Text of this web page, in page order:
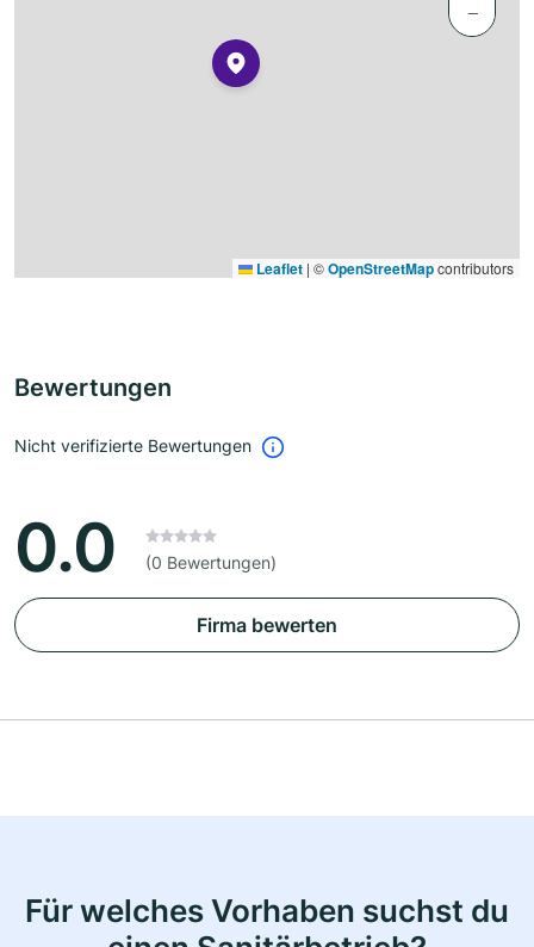
−
Leaflet | ©OpenStreetMapcontributors
Bewertungen
Nicht verifizierte Bewertungen
0.0 (0 Bewertungen)
Firma bewerten
Für welches Vorhaben suchst du